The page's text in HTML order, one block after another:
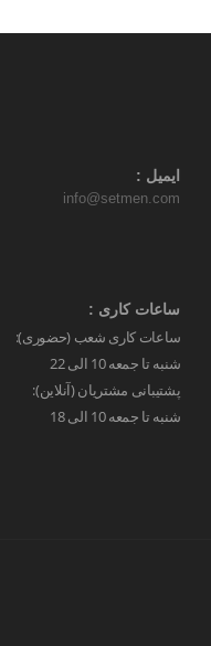
ایمیل :
info@setmen.com
ساعات کاری :
ساعات کاری شعب (حضوری):
شنبه تا جمعه 10 الی 22
پشتیبانی مشتریان (آنلاین):
شنبه تا جمعه 10 الی 18